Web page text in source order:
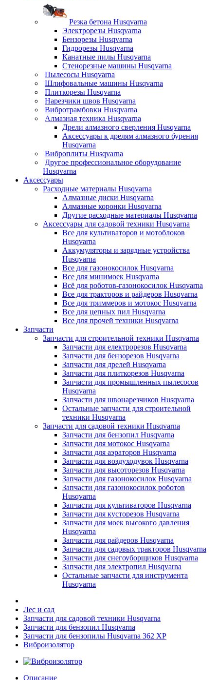
Резка бетона Husqvarna
Электрорезы Husqvarna
Бензорезы Husqvarna
Гидрорезы Husqvarna
Канатные пилы Husqvarna
Стенорезные машины Husqvarna
Пылесосы Husqvarna
Шлифовальные машины Husqvarna
Плиткорезы Husqvarna
Нарезчики швов Husqvarna
Вибротрамбовки Husqvarna
Алмазная техника Husqvarna
Дрели алмазного сверления Husqvarna
Аксессуары к дрелям алмазного бурения
Husqvarna
Виброплиты Husqvarna
Другое профессиональное оборудование
Husqvarna
Аксессуары
Расходные материалы Husqvarna
Алмазные диски Husqvarna
Алмазные коронки Husqvarna
Другие расходные материалы Husqvarna
Аксессуары для садовой техники Husqvarna
Все для культиваторов и мотоблоков
Husqvarna
Аккумуляторы и зарядные устройства
Husqvarna
Все для газонокосилок Husqvarna
Все для минимоек Husqvarna
Всё для роботов-газонокосилок Husqvarna
Все для тракторов и райдеров Husqvarna
Все для триммеров и мотокос Husqvarna
Все для цепных пил Husqvarna
Все для прочей техники Husqvarna
Запчасти
Запчасти для строительной техники Husqvarna
Запчасти для електрорезов Husqvarna
Запчасти для бензорезов Husqvarna
Запчасти для дрелей Husqvarna
Запчасти для плиткорезов Husqvarna
Запчасти для промышленных пылесосов
Husqvarna
Запчасти для швонарезчиков Husqvarna
Остальные запчасти для строительной
техники Husqvarna
Запчасти для садовой техники Husqvarna
Запчасти для бензопил Husqvarna
Запчасти для мотокос Husqvarna
Запчасти для аэраторов Husqvarna
Запчасти для воздуходувок Husqvarna
Запчасти для высоторезов Husqvarna
Запчасти для газонокосилок Husqvarna
Запчасти для газонокосилок роботов
Husqvarna
Запчасти для культиваторов Husqvarna
Запчасти для кусторезов Husqvarna
Запчасти для моек высокого давления
Husqvarna
Запчасти для райдеров Husqvarna
Запчасти для садовых тракторов Husqvarna
Запчасти для снегоуборщиков Husqvarna
Запчасти для электропил Husqvarna
Остальные запчасти для инструмента
Husqvarna
Лес и сад
Запчасти для садовой техники Husqvarna
Запчасти для бензопил Husqvarna
Запчасти для бензопилы Husqvarna 362 XP
Виброизолятор
Описание